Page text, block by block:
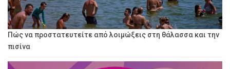
Πώς να προστατευτείτε από λοιμώξεις στη θάλασσα και την
πισίνα